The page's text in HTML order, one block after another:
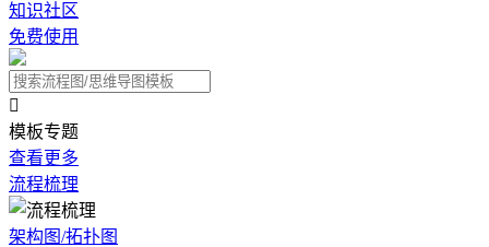
知识社区
免费使用

模板专题
查看更多
流程梳理
架构图/拓扑图